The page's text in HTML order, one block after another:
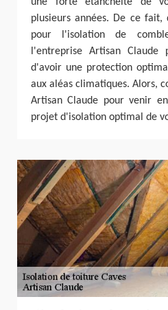
plusieurs années. De ce
pour l'isolation de
l'entreprise Artisan
d'avoir une protection
aux aléas climatiques. Alors,
Artisan Claude pour venir
projet d'isolation optimal de